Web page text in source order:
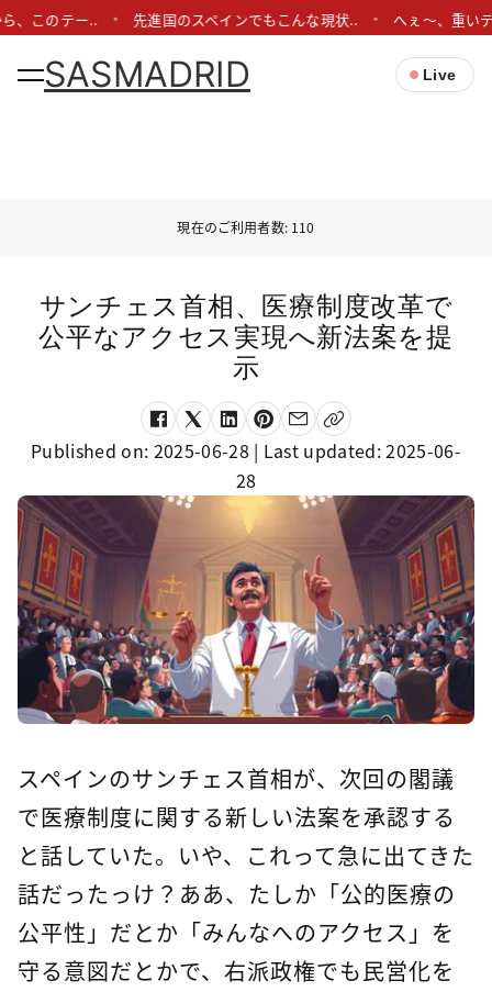
、このテー.. 先進国のスペインでもこんな現状.. へぇ〜、重い
SASMADRID Live
現在のご利用者数: 110
サンチェス首相、医療制度改革で
公平なアクセス実現へ新法案を提
示
Published on: 2025-06-28 | Last updated:2025-06-
28
スペインのサンチェス首相が、次回の閣議
で医療制度に関する新しい法案を承認する
と話していた。いや、これって急に出てきた
話だったっけ？ああ、たしか「公的医療の
公平性」だとか「みんなへのアクセス」を
守る意図だとかで、右派政権でも民営化を